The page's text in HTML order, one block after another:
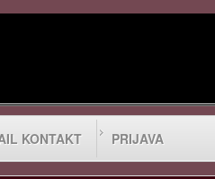
KONTAKT PRIJAVA